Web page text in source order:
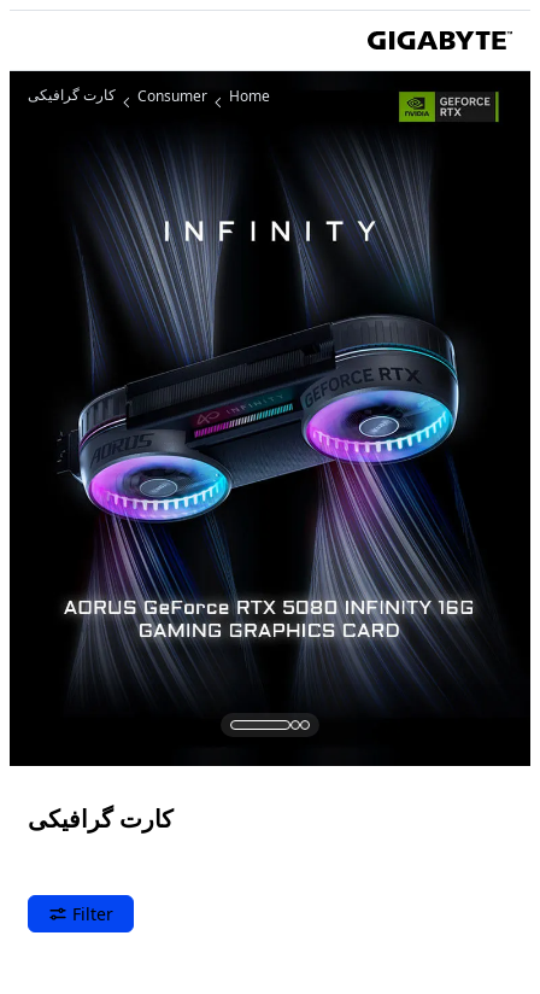
Home
Consumer کارت گرافیکی
کارت گرافیکی
Filter